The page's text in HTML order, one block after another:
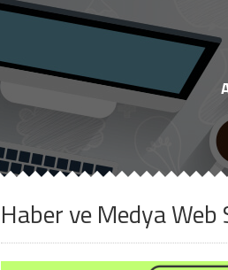
Haber ve Medya Web
Müşteri
Beni Hatırla